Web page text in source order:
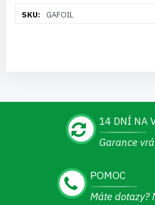
informacíGAFOIL
14 DNÍ NA
Garance
POMOC
Máte dotazy?